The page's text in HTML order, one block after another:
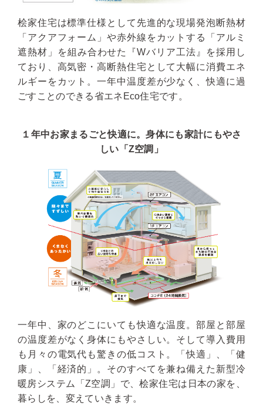
桧家住宅は標準仕様として先進的な現場発泡断熱材
「アクアフォーム」や赤外線をカットする「アルミ
遮熱材」を組み合わせた『Wバリア工法』を採用し
ており、高気密・高断熱住宅として大幅に消費エネ
ルギーをカット。一年中温度差が少なく、快適に過
ごすことのできる省エネEco住宅です。
１年中お家まるごと快適に。身体にも家計にもやさ
しい「Z空調」
一年中、家のどこにいても快適な温度。部屋と部屋
の温度差がなく身体にもやさしい。そして導入費用
も月々の電気代も驚きの低コスト。「快適」、「健
康」、「経済的」。そのすべてを兼ね備えた新型冷
暖房システム「Z空調」で、桧家住宅は日本の家を、
暮らしを、変えていきます。